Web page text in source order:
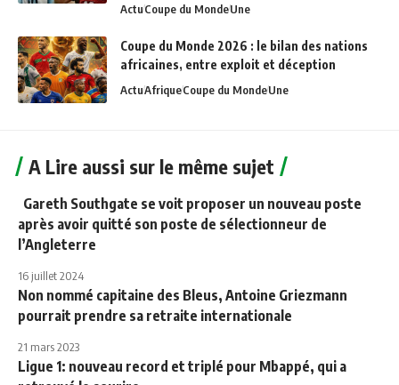
ActuCoupe du MondeUne
Coupe du Monde 2026 : le bilan des nations
africaines, entre exploit et déception
ActuAfriqueCoupe du MondeUne
A Lire aussi sur le même sujet
Gareth Southgate se voit proposer un nouveau poste
après avoir quitté son poste de sélectionneur de
l’Angleterre
16 juillet 2024
Non nommé capitaine des Bleus, Antoine Griezmann
pourrait prendre sa retraite internationale
21 mars 2023
Ligue 1: nouveau record et triplé pour Mbappé, qui a